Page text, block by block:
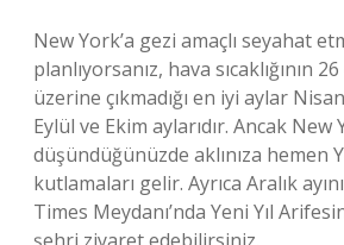
New York’a gezi amaçlı seyahat
planlıyorsanız, hava sıcaklığının
üzerine çıkmadığı en iyi aylar
Eylül ve Ekim aylarıdır. Ancak New
düşündüğünüzde aklınıza hemen
kutlamaları gelir. Ayrıca Aralık
Times Meydanı’nda Yeni Yıl